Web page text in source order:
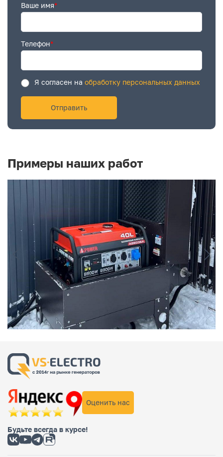
Ваше имя*
Телефон*
Я согласен на обработку персональных данных
Примеры наших работ
Оценить нас
Будьте всегда в курсе!